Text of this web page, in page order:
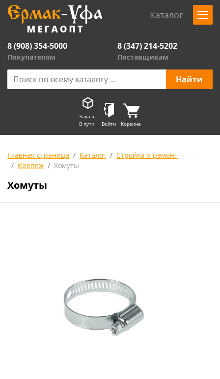
Каталог
8 (908) 354-5000
Покупателям
8 (347) 214-5202
Поставщикам
Заказы
В пути
Войти Корзина
Главная страница Каталог
Стройка и ремонт
Крепеж
Хомуты
Хомуты